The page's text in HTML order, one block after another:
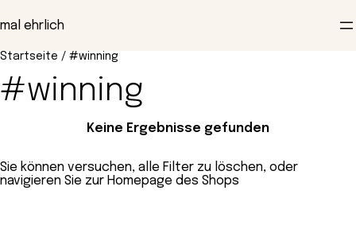
Inhalt
springen
mal ehrlich
Startseite / #winning
#winning
Keine Ergebnisse gefunden
Sie können versuchen, alle Filter zu löschen, oder
navigieren Sie zur Homepage des Shops